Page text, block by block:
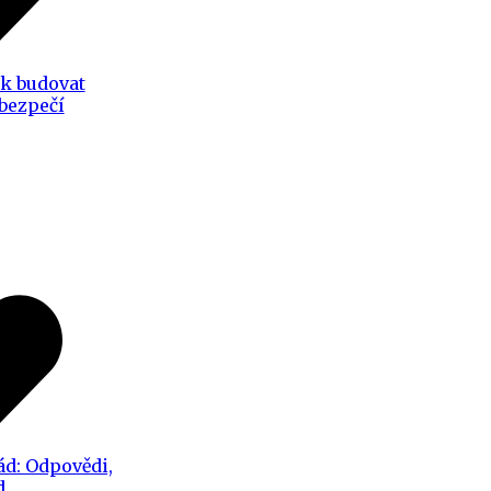
budovat
Odpovědi,